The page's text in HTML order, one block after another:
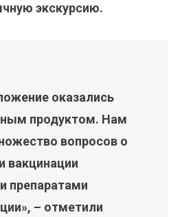
экскурсию.
оказались
продуктом. Нам
вопросов о
вакцинации
препаратами
– отметили